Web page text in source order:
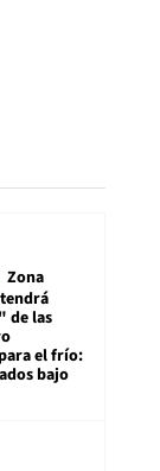
Zona
de las
el frío:
bajo